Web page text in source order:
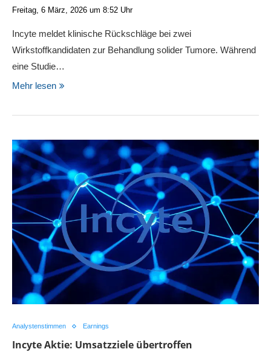
Freitag, 6 März, 2026 um 8:52 Uhr
Incyte meldet klinische Rückschläge bei zwei
Wirkstoffkandidaten zur Behandlung solider Tumore. Während
eine Studie…
Mehr lesen
Analystenstimmen Earnings
Incyte Aktie: Umsatzziele übertroffen